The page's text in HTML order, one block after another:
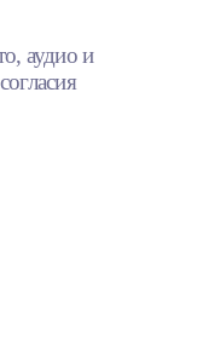
аудио и